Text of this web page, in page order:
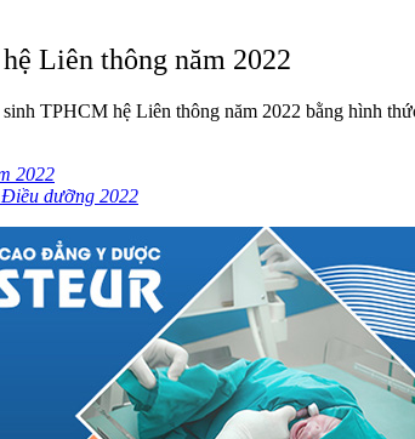
Liên thông năm 2022
TPHCM hệ Liên thông năm 2022 bằng hình
2022
Điều dưỡng 2022